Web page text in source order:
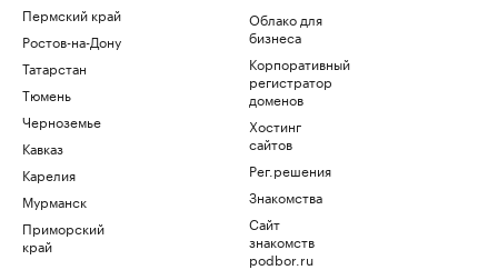
Пермский край
Ростов-на-Дону
Татарстан
Тюмень
Черноземье
Кавказ
Карелия
Мурманск
Приморский
край
Облако для
бизнеса
Корпоративный
регистратор
доменов
Хостинг
сайтов
Рег.решения
Знакомства
Сайт
знакомств
podbor.ru